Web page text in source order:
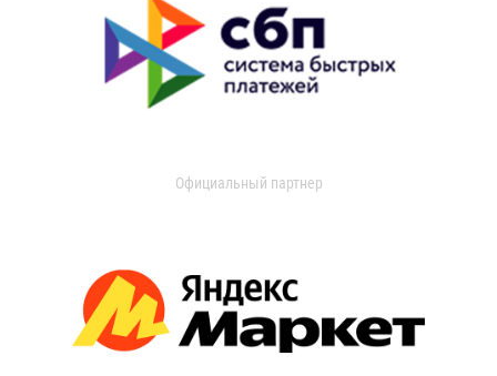
Официальный партнер